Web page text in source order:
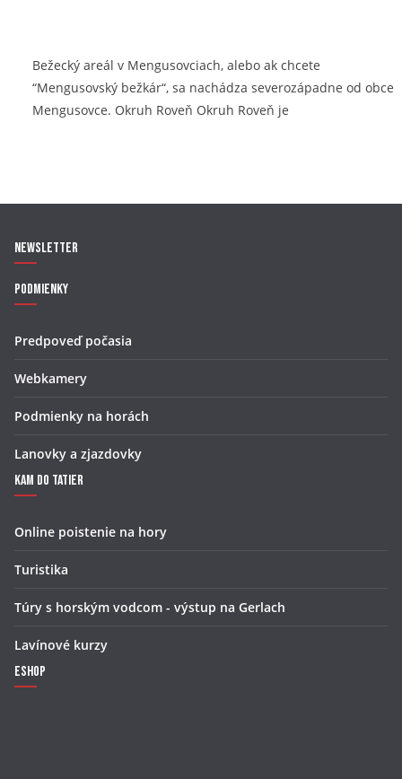
Bežecký areál v Mengusovciach, alebo ak chcete
“Mengusovský bežkár“, sa nachádza severozápadne od obce
Mengusovce. Okruh Roveň Okruh Roveň je
Newsletter
Podmienky
Predpoveď počasia
Webkamery
Podmienky na horách
Lanovky a zjazdovky
Kam do Tatier
Online poistenie na hory
Turistika
Túry s horským vodcom - výstup na Gerlach
Lavínové kurzy
Eshop